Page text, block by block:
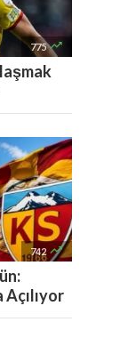
775 
742 